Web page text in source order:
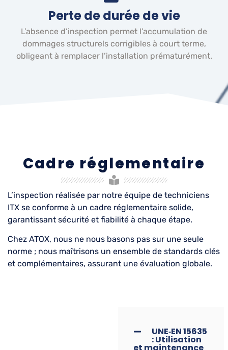
Perte de durée de vie
L’absence d’inspection permet l’accumulation de
dommages structurels corrigibles à court terme,
obligeant à remplacer l’installation prématurément.
Cadre réglementaire
L’inspection réalisée par notre équipe de techniciens
ITX se conforme à un cadre réglementaire solide,
garantissant sécurité et fiabilité à chaque étape.
Chez ATOX, nous ne nous basons pas sur une seule
norme ; nous maîtrisons un ensemble de standards clés
et complémentaires, assurant une évaluation globale.
UNE‑EN 15635
: Utilisation
et maintenance